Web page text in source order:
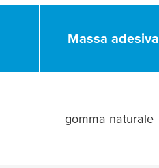
Massa adesiva
Massa adesiva
gomma naturale